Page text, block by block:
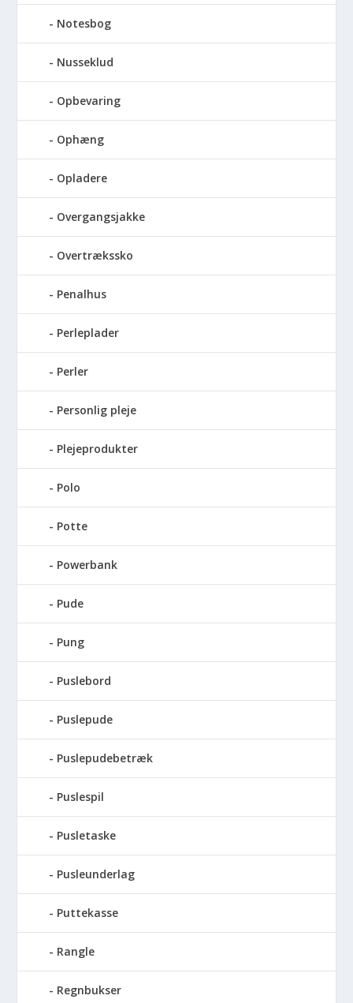
Notesbog
Nusseklud
Opbevaring
Ophæng
Opladere
Overgangsjakke
Overtrækssko
Penalhus
Perleplader
Perler
Personlig pleje
Plejeprodukter
Polo
Potte
Powerbank
Pude
Pung
Puslebord
Puslepude
Puslepudebetræk
Puslespil
Pusletaske
Pusleunderlag
Puttekasse
Rangle
Regnbukser